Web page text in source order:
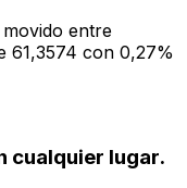
entre
61,3574 con 0,27%
cualquier lugar.